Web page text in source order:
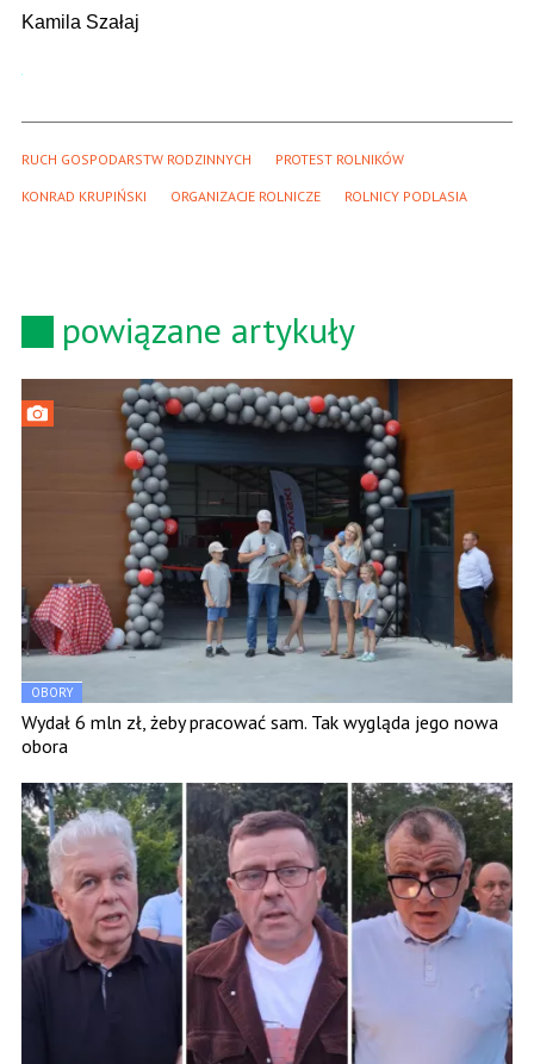
Kamila Szałaj
RUCH GOSPODARSTW RODZINNYCH PROTEST ROLNIKÓW
KONRAD KRUPIŃSKI ORGANIZACJE ROLNICZE ROLNICY PODLASIA
powiązane artykuły
OBORY
Wydał 6 mln zł, żeby pracować sam. Tak wygląda jego nowa
obora